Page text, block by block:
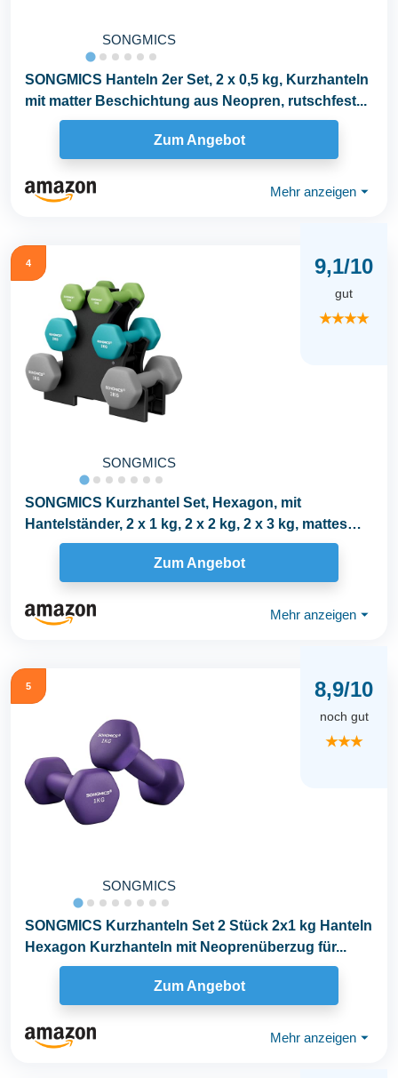
SONGMICS
SONGMICS Hanteln 2er Set, 2 x 0,5 kg, Kurzhanteln
mit matter Beschichtung aus Neopren, rutschfest...
Zum Angebot
Mehr anzeigen ⏷
4
SONGMICS
9,1/10
gut
★★★★
SONGMICS Kurzhantel Set, Hexagon, mit
Hantelständer, 2 x 1 kg, 2 x 2 kg, 2 x 3 kg, mattes
Finish...
Zum Angebot
Mehr anzeigen ⏷
5
SONGMICS
8,9/10
noch gut
★★★
SONGMICS Kurzhanteln Set 2 Stück 2x1 kg Hanteln
Hexagon Kurzhanteln mit Neoprenüberzug für...
Zum Angebot
Mehr anzeigen ⏷